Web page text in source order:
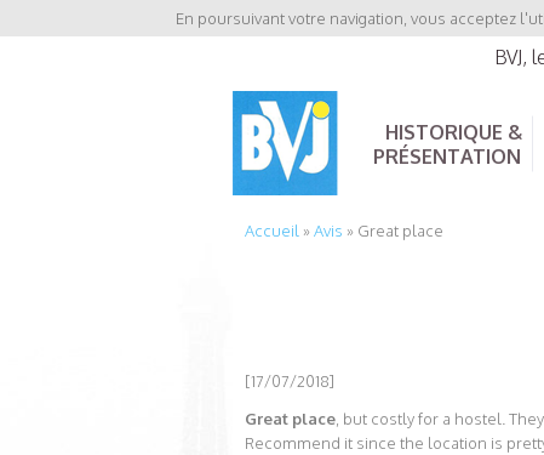
En poursuivant votre navigation, vous acceptez
BVJ,
HISTORIQUE &
PRÉSENTATION
Accueil »Avis » Great place
[17/07/2018]
Great place, but costly for a hostel.
Recommend it since the location is